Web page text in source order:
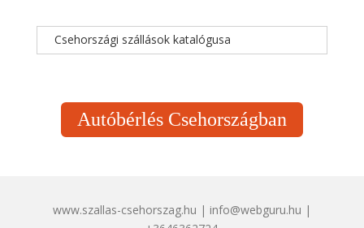
Csehországi szállások katalógusa
Autóbérlés Csehországban
www.szallas-csehorszag.hu | info@webguru.hu |